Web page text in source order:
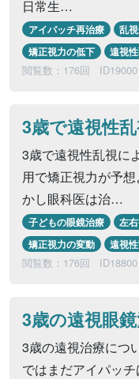
日常生…
アイパッチ再治療 乱
矯正視力の低下
遠視
閲覧数：176回 ID19000
3歳で遠視性
3歳で遠視性乱視に
用で矯正視力が予
かし眼科医は治…
子どもの眼鏡治療 左
矯正視力の変動
遠視
閲覧数：176回 ID18800
3歳の遠視眼
3歳の遠視治療につ
ではまだアイパッ